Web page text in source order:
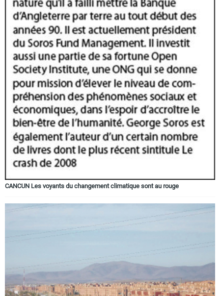
CANCUN Les voyants du changement climatique sont au rouge